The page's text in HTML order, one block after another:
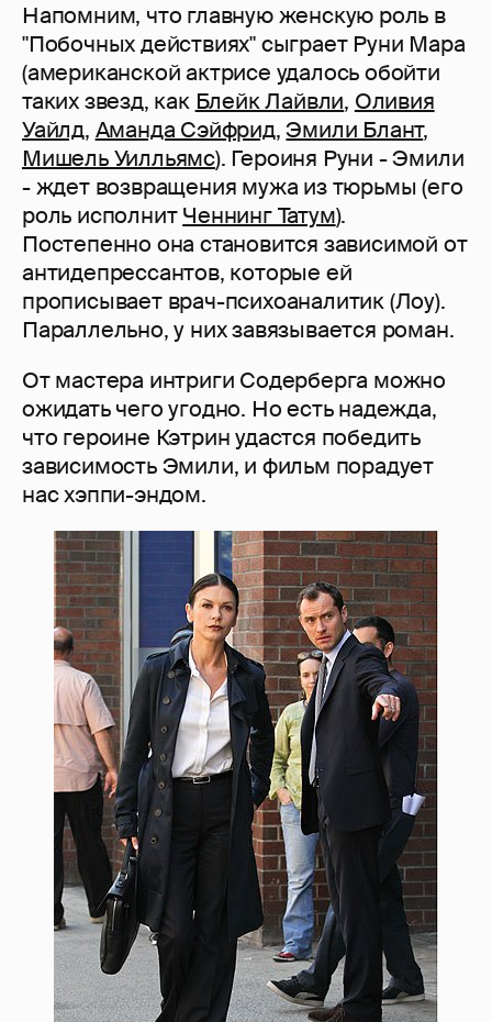
Напомним, что главную женскую роль в
"Побочных действиях" сыграет Руни Мара
(американской актрисе удалось обойти
таких звезд, как Блейк Лайвли, Оливия
Уайлд, Аманда Сэйфрид,Эмили Блант,
Мишель Уилльямс). Героиня Руни - Эмили
- ждет возвращения мужа из тюрьмы (его
роль исполнитЧеннинг Татум).
Постепенно она становится зависимой от
антидепрессантов, которые ей
прописывает врач-психоаналитик (Лоу).
Параллельно, у них завязывается роман.
От мастера интриги Содерберга можно
ожидать чего угодно. Но есть надежда,
что героине Кэтрин удастся победить
зависимость Эмили, и фильм порадует
нас хэппи-эндом.